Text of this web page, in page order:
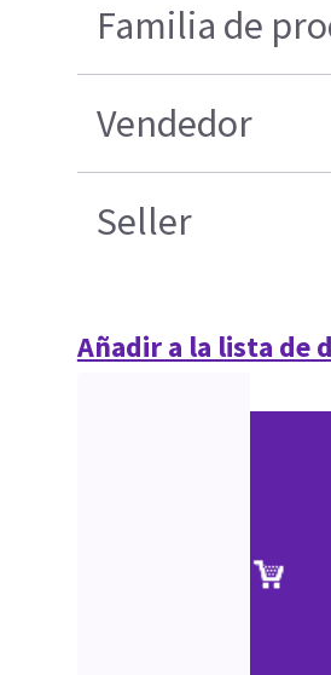
Familia de
Vendedor
Seller
Añadir a la lista de